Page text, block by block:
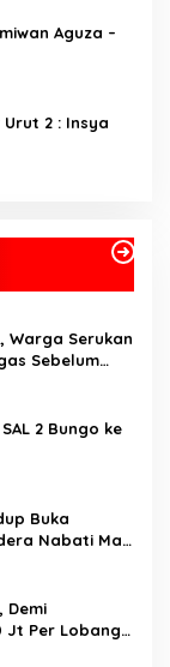
Aguza –
2 : Insya
Warga Serukan
Sebelum
2 Bungo ke
Buka
Nabati Mas
Demi
Jt Per Lobang